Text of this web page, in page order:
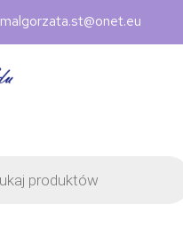
malgorzata.st@onet.eu